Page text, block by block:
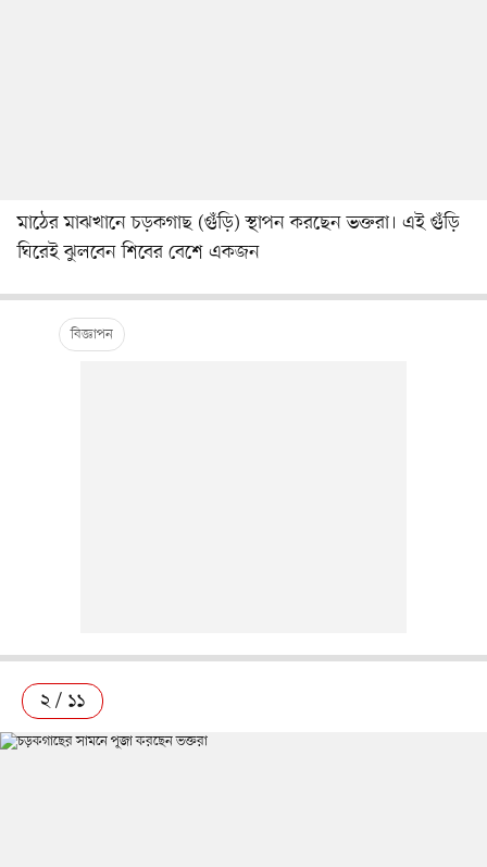
মাঠের মাঝখানে চড়কগাছ (গুঁড়ি) স্থাপন করছেন ভক্তরা। এই গুঁড়ি
ঘিরেই ঝুলবেন শিবের বেশে একজন
২ / ১১